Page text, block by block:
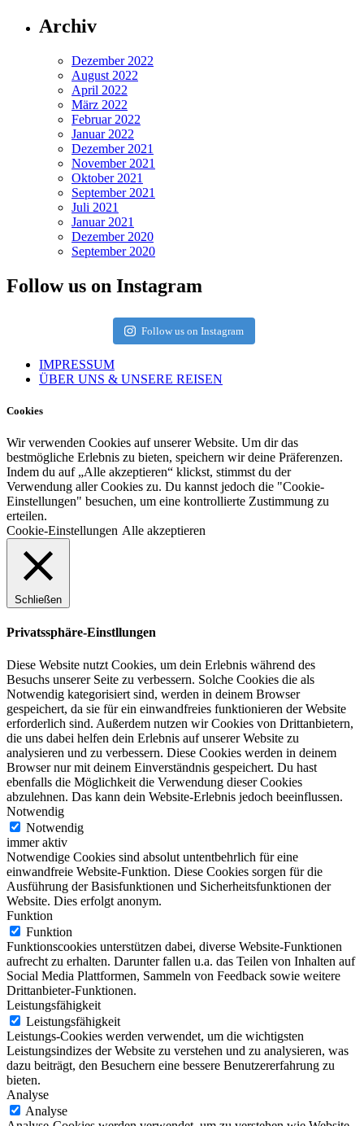
Archiv
Dezember 2022
August 2022
April 2022
März 2022
Februar 2022
Januar 2022
Dezember 2021
November 2021
Oktober 2021
September 2021
Juli 2021
Januar 2021
Dezember 2020
September 2020
Follow us on Instagram
Follow us on Instagram
IMPRESSUM
ÜBER UNS & UNSERE REISEN
Cookies
Wir verwenden Cookies auf unserer Website. Um dir das
bestmögliche Erlebnis zu bieten, speichern wir deine Präferenzen.
Indem du auf „Alle akzeptieren“ klickst, stimmst du der
Verwendung aller Cookies zu. Du kannst jedoch die "Cookie-
Einstellungen" besuchen, um eine kontrollierte Zustimmung zu
erteilen.
Cookie-Einstellungen Alle akzeptieren
Schließen
Privatssphäre-Einstllungen
Diese Website nutzt Cookies, um dein Erlebnis während des
Besuchs unserer Seite zu verbessern. Solche Cookies die als
Notwendig kategorisiert sind, werden in deinem Browser
gespeichert, da sie für ein einwandfreies funktionieren der Website
erforderlich sind. Außerdem nutzen wir Cookies von Drittanbietern,
die uns dabei helfen dein Erlebnis auf unserer Website zu
analysieren und zu verbessern. Diese Cookies werden in deinem
Browser nur mit deinem Einverständnis gespeichert. Du hast
ebenfalls die Möglichkeit die Verwendung dieser Cookies
abzulehnen. Das kann dein Website-Erlebnis jedoch beeinflussen.
Notwendig
Notwendig
immer aktiv
Notwendige Cookies sind absolut untentbehrlich für eine
einwandfreie Website-Funktion. Diese Cookies sorgen für die
Ausführung der Basisfunktionen und Sicherheitsfunktionen der
Website. Dies erfolgt anonym.
Funktion
Funktion
Funktionscookies unterstützen dabei, diverse Website-Funktionen
aufrecht zu erhalten. Darunter fallen u.a. das Teilen von Inhalten auf
Social Media Plattformen, Sammeln von Feedback sowie weitere
Drittanbieter-Funktionen.
Leistungsfähigkeit
Leistungsfähigkeit
Leistungs-Cookies werden verwendet, um die wichtigsten
Leistungsindizes der Website zu verstehen und zu analysieren, was
dazu beiträgt, den Besuchern eine bessere Benutzererfahrung zu
bieten.
Analyse
Analyse